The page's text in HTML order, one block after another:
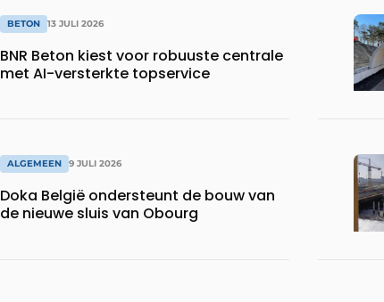
BETON 13 JULI 2026
BNR Beton kiest voor robuuste centrale
met AI-versterkte topservice
ALGEMEEN 9 JULI 2026
Doka België ondersteunt de bouw van
de nieuwe sluis van Obourg